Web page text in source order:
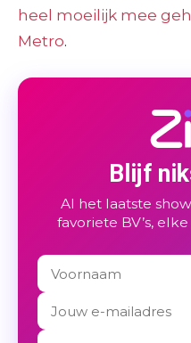
heel moeilijk mee
Metro.
Blijf
Al het laatste
favoriete BV’s,